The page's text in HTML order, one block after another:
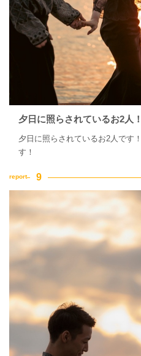
夕日に照らされているお2人！
夕日に照らされているお2人です
す！